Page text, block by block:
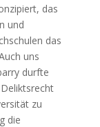
das
und
das
uns
durfte
zu
die